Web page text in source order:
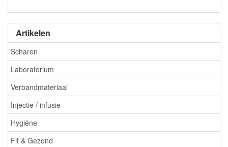
Artikelen
Scharen
Laboratorium
Verbandmateriaal
Injectie / infusie
Hygiëne
Fit & Gezond